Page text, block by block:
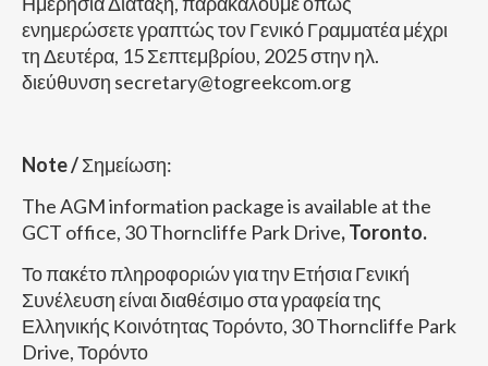
ενημερώσετε γραπτώς τον Γενικό Γραμματέα μέχρι
τη Δευτέρα, 15 Σεπτεμβρίου, 2025 στην ηλ.
διεύθυνση secretary@togreekcom.org
Note /Σημείωση:
The AGM information package is available at the
GCT office, 30 Thorncliffe Park Drive, Toronto.
Το πακέτο πληροφοριών για την Ετήσια Γενική
Συνέλευση είναι διαθέσιμο στα γραφεία της
Ελληνικής Κοινότητας Τορόντο, 30 Thorncliffe Park
Drive, Τορόντο